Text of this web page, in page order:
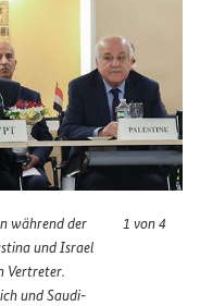
während der
und Israel
Vertreter.
und Saudi-
1 von 4